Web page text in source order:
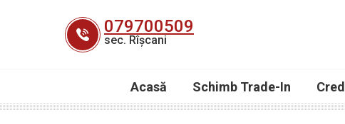
079700509
sec. Rîșcani
Acasă Schimb Trade-In